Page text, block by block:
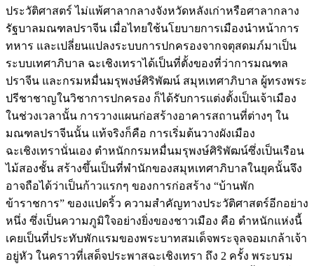
ประวัติศาสตร์ ไม่แพ้ศาลากลางจังหวัดหลังเก่าหรือศาลากลาง
รัฐบาลมณฑลปราจีน เมื่อไทยใช้นโยบายการเมืองนำหน้าการ
ทหาร และเปลี่ยนแปลงระบบการปกครองจากจตุสดมภ์มาเป็น
ระบบเทศาภิบาล ฉะเชิงเทราได้เป็นที่ตั้งของที่ว่าการมณฑล
ปราจีน และกรมหมื่นมรุพงษ์ศิริพัฒน์ สมุหเทศาภิบาล ผู้ทรงพระ
ปรีชาชาญในวิชาการปกครอง ก็ได้รับการแต่งตั้งเป็นเจ้าเมือง
ในช่วงเวลานั้น การวางแผนก่อสร้างอาคารสถานที่ต่างๆ ใน
มณฑลปราจีนนั้น แท้จริงก็คือ การเริ่มต้นวางผังเมือง
ฉะเชิงเทรานั่นเอง ตำหนักกรมหมื่นมรุพงษ์ศิริพัฒน์ซึ่งเป็นเรือน
ไม้สองชั้น สร้างขึ้นเป็นที่พำนักของสมุหเทศาภิบาลในยุคนั้นจึง
อาจถือได้ว่าเป็นก้าวแรกๆ ของการก่อสร้าง “บ้านพัก
ข้าราชการ” ของแปดริ้ว ความสำคัญทางประวัติศาสตร์อีกอย่าง
หนึ่ง ซึ่งเป็นความภูมิใจอย่างยิ่งของชาวเมือง คือ ตำหนักแห่งนี้
เคยเป็นที่ประทับพักแรมของพระบาทสมเด็จพระจุลจอมเกล้าเจ้า
อยู่หัว ในคราวที่เสด็จประพาสฉะเชิงเทรา ถึง 2 ครั้ง พระบรม